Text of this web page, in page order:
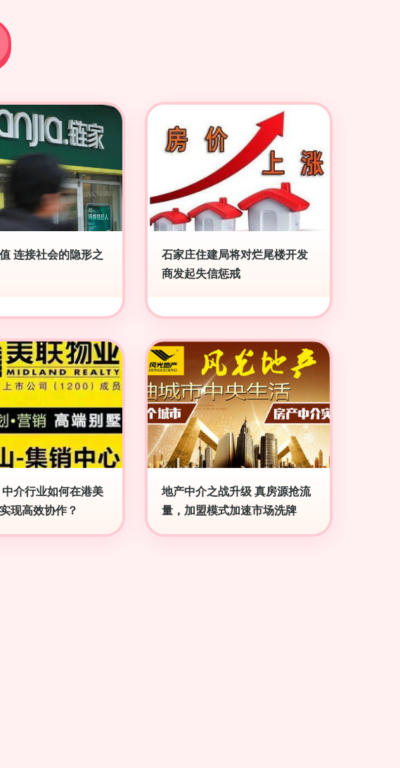
连接社会的隐形之
石家庄住建局将对烂尾楼开发
商发起失信惩戒
介行业如何在港美
现高效协作？
地产中介之战升级 真房源抢流
量，加盟模式加速市场洗牌